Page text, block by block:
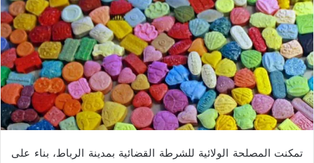
تمكنت المصلحة الولائية للشرطة القضائية بمدينة الرباط، بناء على